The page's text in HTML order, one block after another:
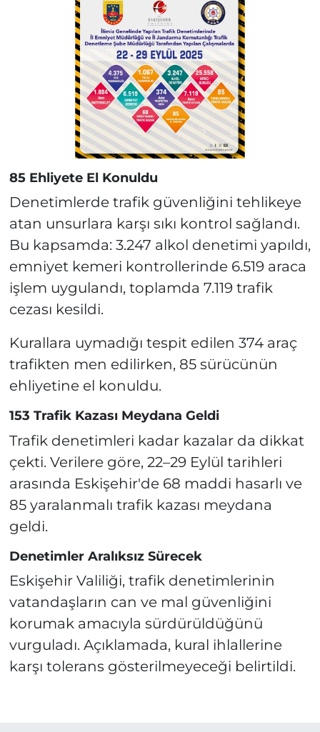
85 Ehliyete El Konuldu
Denetimlerde trafik güvenliğini tehlikeye
atan unsurlara karşı sıkı kontrol sağlandı.
Bu kapsamda: 3.247 alkol denetimi yapıldı,
emniyet kemeri kontrollerinde 6.519 araca
işlem uygulandı, toplamda 7.119 trafik
cezası kesildi.
Kurallara uymadığı tespit edilen 374 araç
trafikten men edilirken, 85 sürücünün
ehliyetine el konuldu.
153 Trafik Kazası Meydana Geldi
Trafik denetimleri kadar kazalar da dikkat
çekti. Verilere göre, 22–29 Eylül tarihleri
arasında Eskişehir'de 68 maddi hasarlı ve
85 yaralanmalı trafik kazası meydana
geldi.
Denetimler Aralıksız Sürecek
Eskişehir Valiliği, trafik denetimlerinin
vatandaşların can ve mal güvenliğini
korumak amacıyla sürdürüldüğünü
vurguladı. Açıklamada, kural ihlallerine
karşı tolerans gösterilmeyeceği belirtildi.